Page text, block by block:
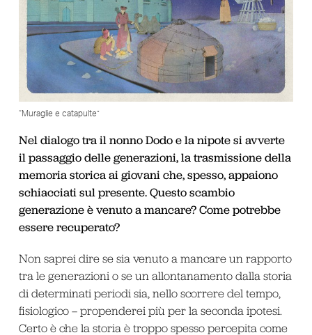
“Muraglie e catapulte”
Nel dialogo tra il nonno Dodo e la nipote si avverte
il passaggio delle generazioni, la trasmissione della
memoria storica ai giovani che, spesso, appaiono
schiacciati sul presente. Questo scambio
generazione è venuto a mancare? Come potrebbe
essere recuperato?
Non saprei dire se sia venuto a mancare un rapporto
tra le generazioni o se un allontanamento dalla storia
di determinati periodi sia, nello scorrere del tempo,
fisiologico – propenderei più per la seconda ipotesi.
Certo è che la storia è troppo spesso percepita come